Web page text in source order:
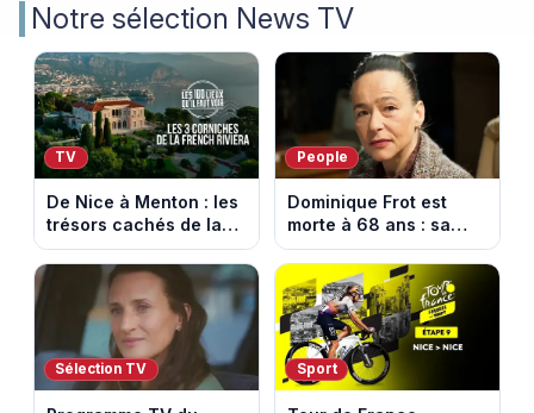
Notre sélection News TV
TV
De Nice à Menton : les
trésors cachés de la
French Riviera dévoilés
dans les 100 lieux qu'il
faut voir
People
Dominique Frot est
morte à 68 ans : sa
sœur Catherine Frot
annonce la triste
nouvelle
Sélection TV Sport